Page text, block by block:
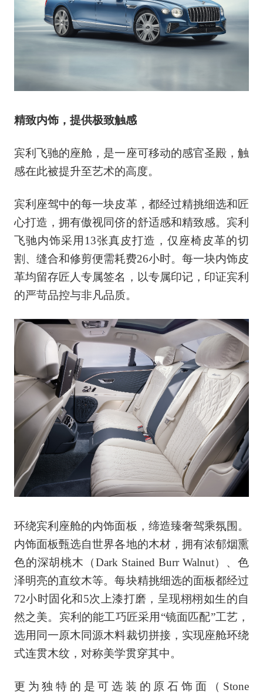
精致内饰，提供极致触感
宾利飞驰的座舱，是一座可移动的感官圣殿，触
感在此被提升至艺术的高度。
宾利座驾中的每一块皮革，都经过精挑细选和匠
心打造，拥有傲视同侪的舒适感和精致感。宾利
飞驰内饰采用13张真皮打造，仅座椅皮革的切
割、缝合和修剪便需耗费26小时。每一块内饰皮
革均留存匠人专属签名，以专属印记，印证宾利
的严苛品控与非凡品质。
环绕宾利座舱的内饰面板，缔造臻奢驾乘氛围。
内饰面板甄选自世界各地的木材，拥有浓郁烟熏
色的深胡桃木（Dark Stained Burr Walnut）、色
泽明亮的直纹木等。每块精挑细选的面板都经过
72小时固化和5次上漆打磨，呈现栩栩如生的自
然之美。宾利的能工巧匠采用“镜面匹配”工艺，
选用同一原木同源木料裁切拼接，实现座舱环绕
式连贯木纹，对称美学贯穿其中。
更为独特的是可选装的原石饰面（Stone